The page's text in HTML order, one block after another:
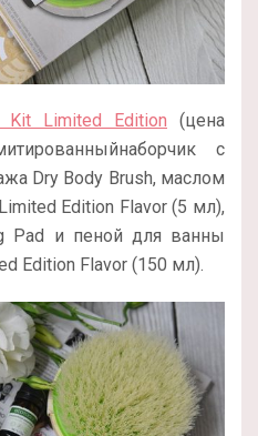
Kit Limited Edition (цена
с
Dry Body Brush, маслом
Edition Flavor (5 мл),
Pad и пеной для ванны
Edition Flavor (150 мл).